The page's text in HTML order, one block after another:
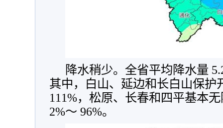
降水稍少。全省平均降水量
其中，白山、延边和长白山保护
111%，松原、长春和四平基本
2%～ 96%。